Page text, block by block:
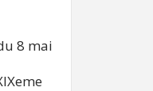
8 mai